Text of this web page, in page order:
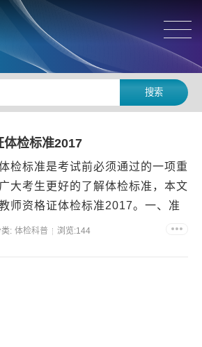
体检标准2017
检标准是考试前必须通过的一项重
大考生更好的了解体检标准，本文
师资格证体检标准2017。一、准
，需提前准备一些材料，如身份
: 体检科普 浏览:144